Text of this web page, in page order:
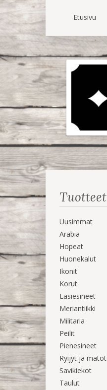
Etusivu
Tuotteet
Uusimmat
Arabia
Hopeat
Huonekalut
Ikonit
Korut
Lasiesineet
Meriantiikki
Militaria
Peilit
Pienesineet
Ryijyt ja matot
Savikiekot
Taulut